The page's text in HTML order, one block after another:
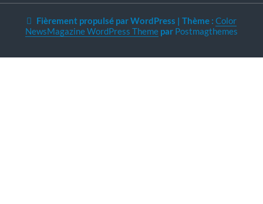
Fièrement propulsé par WordPress | Thème : Color
NewsMagazine WordPress Theme par Postmagthemes